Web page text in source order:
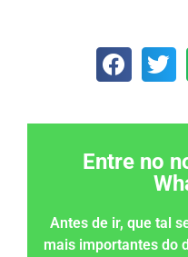
Entre no
Antes de ir, que tal
mais importantes do